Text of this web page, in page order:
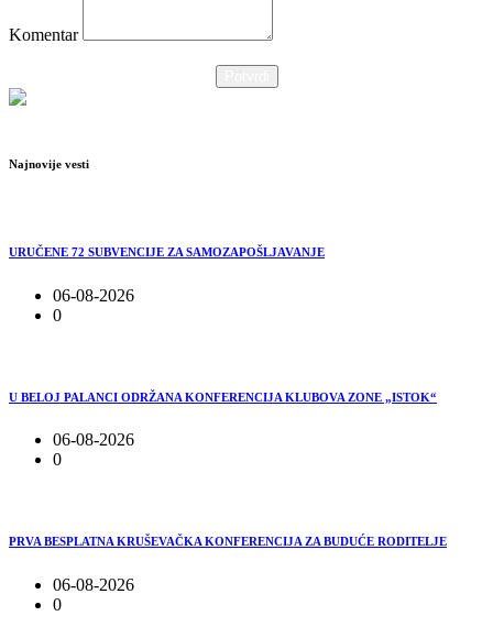
Komentar
Najnovije vesti
URUČENE 72 SUBVENCIJE ZA SAMOZAPOŠLJAVANJE
06-08-2026
0
U BELOJ PALANCI ODRŽANA KONFERENCIJA KLUBOVA ZONE „ISTOK“
06-08-2026
0
PRVA BESPLATNA KRUŠEVAČKA KONFERENCIJA ZA BUDUĆE RODITELJE
06-08-2026
0